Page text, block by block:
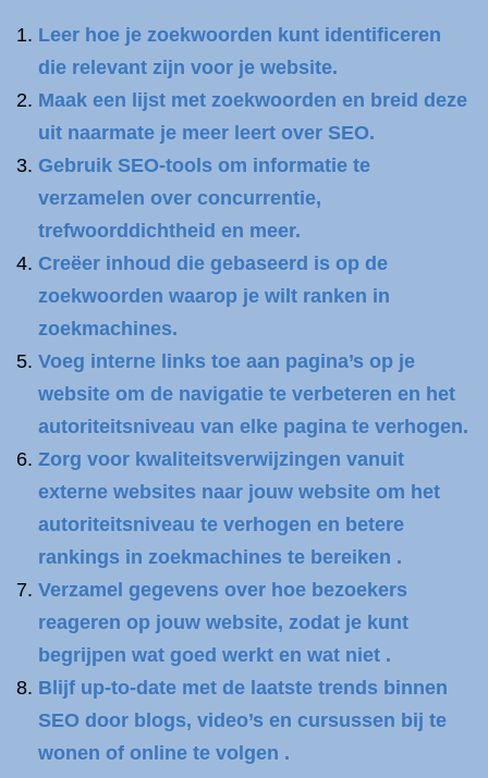
Leer hoe je zoekwoorden kunt identificeren
die relevant zijn voor je website.
Maak een lijst met zoekwoorden en breid deze
uit naarmate je meer leert over SEO.
Gebruik SEO-tools om informatie te
verzamelen over concurrentie,
trefwoorddichtheid en meer.
Creëer inhoud die gebaseerd is op de
zoekwoorden waarop je wilt ranken in
zoekmachines.
Voeg interne links toe aan pagina’s op je
website om de navigatie te verbeteren en het
autoriteitsniveau van elke pagina te verhogen.
Zorg voor kwaliteitsverwijzingen vanuit
externe websites naar jouw website om het
autoriteitsniveau te verhogen en betere
rankings in zoekmachines te bereiken .
Verzamel gegevens over hoe bezoekers
reageren op jouw website, zodat je kunt
begrijpen wat goed werkt en wat niet .
Blijf up-to-date met de laatste trends binnen
SEO door blogs, video’s en cursussen bij te
wonen of online te volgen .